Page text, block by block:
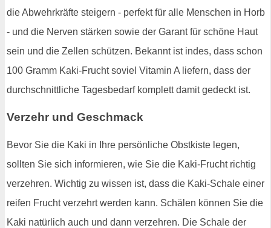
die Abwehrkräfte steigern - perfekt für alle Menschen in Horb
- und die Nerven stärken sowie der Garant für schöne Haut
sein und die Zellen schützen. Bekannt ist indes, dass schon
100 Gramm Kaki-Frucht soviel Vitamin A liefern, dass der
durchschnittliche Tagesbedarf komplett damit gedeckt ist.
Verzehr und Geschmack
Bevor Sie die Kaki in Ihre persönliche Obstkiste legen,
sollten Sie sich informieren, wie Sie die Kaki-Frucht richtig
verzehren. Wichtig zu wissen ist, dass die Kaki-Schale einer
reifen Frucht verzehrt werden kann. Schälen können Sie die
Kaki natürlich auch und dann verzehren. Die Schale der